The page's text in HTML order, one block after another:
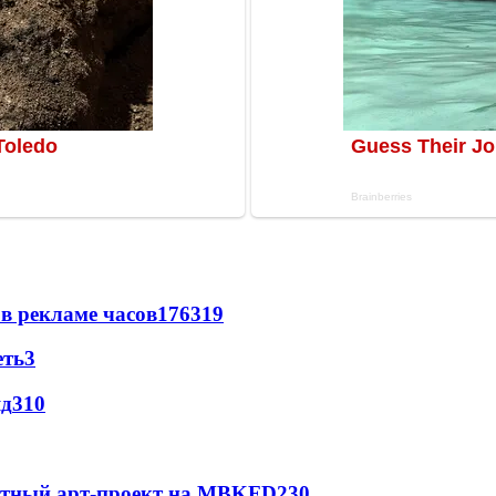
рекламе часов176319
3
310